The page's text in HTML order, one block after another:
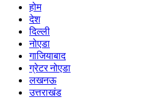
होम
देश
दिल्ली
नोएडा
गाजियाबाद
ग्रेटर नोएडा
लखनऊ
उत्तराखंड